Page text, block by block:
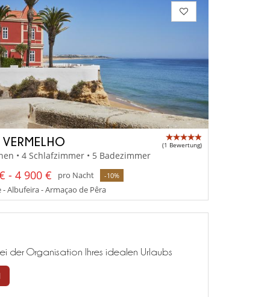
(1 Bewertung)
• 4 Schlafzimmer • 5 Badezimmer
- 4 900 € pro Nacht -10%
Albufeira - Armaçao de Pêra
der Organisation Ihres idealen Urlaubs